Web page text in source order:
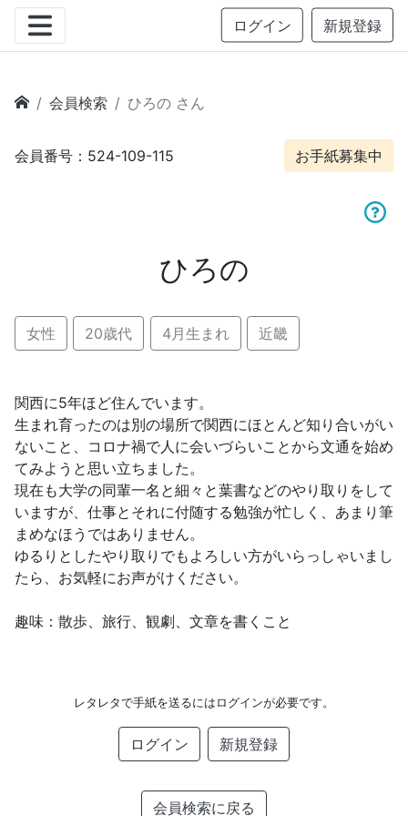
ログイン 新規登録
会員検索 ひろの さん
会員番号：524-109-115 お手紙募集中
ひろの
女性 20歳代 4月生まれ 近畿
関西に5年ほど住んでいます。
生まれ育ったのは別の場所で関西にほとんど知り合いがい
ないこと、コロナ禍で人に会いづらいことから文通を始め
てみようと思い立ちました。
現在も大学の同輩一名と細々と葉書などのやり取りをして
いますが、仕事とそれに付随する勉強が忙しく、あまり筆
まめなほうではありません。
ゆるりとしたやり取りでもよろしい方がいらっしゃいまし
たら、お気軽にお声がけください。
趣味：散歩、旅行、観劇、文章を書くこと
レタレタで手紙を送るにはログインが必要です。
ログイン 新規登録
会員検索に戻る